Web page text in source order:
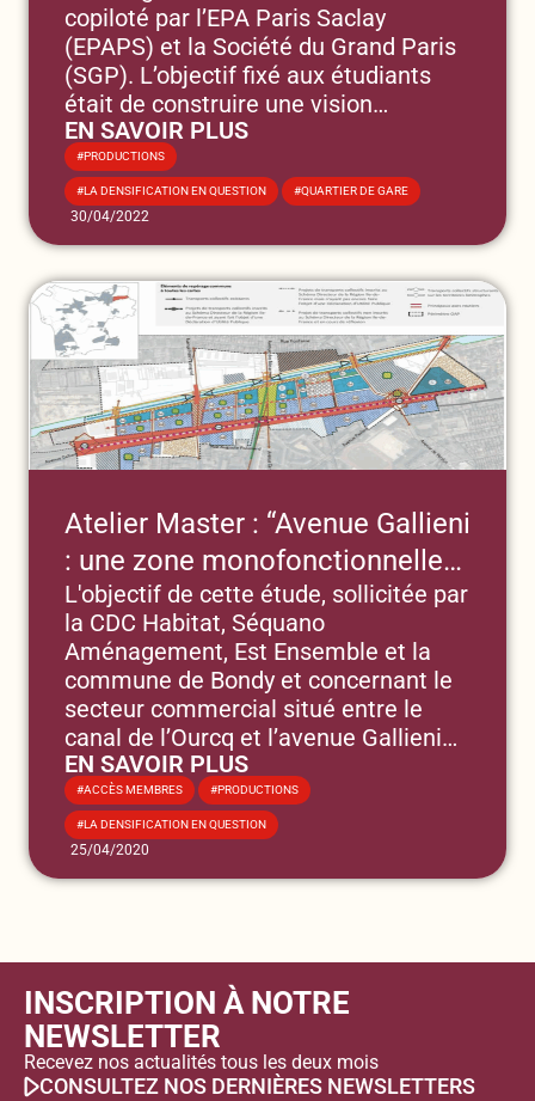
territoire de Paris-Saclay “
copiloté par l’EPA Paris Saclay
(EPAPS) et la Société du Grand Paris
(SGP). L’objectif fixé aux étudiants
était de construire une vision
prospective sur les mobilités
domicile-travail et domicile-études du
plateau de Saclay avant et après
l’arrivée de la ligne 18 du Grand Paris
Express. Ce travail devait s’inscrire
dans les enjeux contemporains tels
que la mutation du rapport au travail
ou la décarbonation des mobilités.
EN SAVOIR PLUS
PRODUCTIONS
LA DENSIFICATION EN QUESTION QUARTIER DE GARE
30/04/2022
Atelier Master : “Avenue Gallieni
: une zone monofonctionnelle
en mutation”
L'objectif de cette étude, sollicitée par
la CDC Habitat, Séquano
Aménagement, Est Ensemble et la
commune de Bondy et concernant le
secteur commercial situé entre le
canal de l’Ourcq et l’avenue Gallieni
(Ex-RN3) à Bondy dans le
département de la Seine-Saint-Denis
est de comprendre dans quelles
conditions cette nouvelle population
va pouvoir être accueillie dans ce site
dépendance à l’automobile et de
fortes nuisances.
EN SAVOIR PLUS
ACCÈS MEMBRES PRODUCTIONS
LA DENSIFICATION EN QUESTION
25/04/2020
INSCRIPTION À NOTRE
NEWSLETTER
Recevez nos actualités tous les deux mois
CONSULTEZ NOS DERNIÈRES NEWSLETTERS